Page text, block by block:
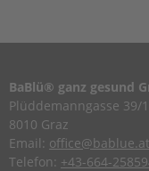
BaBlü® ganz gesund
Plüddemanngasse 39/1
8010 Graz
Email: office@bablue.at
Telefon: +43-664-